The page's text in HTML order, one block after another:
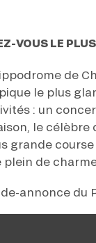
VOUS LE
de
le plus
: un
le
grande
plein de
annonce du